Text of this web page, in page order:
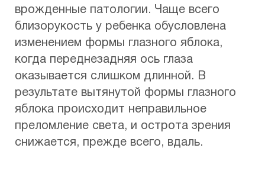
врожденные патологии. Чаще всего
близорукость у ребенка обусловлена
изменением формы глазного яблока,
когда переднезадняя ось глаза
оказывается слишком длинной. В
результате вытянутой формы глазного
яблока происходит неправильное
преломление света, и острота зрения
снижается, прежде всего, вдаль.